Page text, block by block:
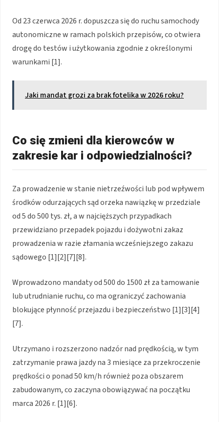
Od 23 czerwca 2026 r. dopuszcza się do ruchu samochody
autonomiczne w ramach polskich przepisów, co otwiera
drogę do testów i użytkowania zgodnie z określonymi
warunkami [1].
Jaki mandat grozi za brak fotelika w 2026 roku?
Co się zmieni dla kierowców w
zakresie kar i odpowiedzialności?
Za prowadzenie w stanie nietrzeźwości lub pod wpływem
środków odurzających sąd orzeka nawiązkę w przedziale
od 5 do 500 tys. zł, a w najcięższych przypadkach
przewidziano przepadek pojazdu i dożywotni zakaz
prowadzenia w razie złamania wcześniejszego zakazu
sądowego [1][2][7][8].
Wprowadzono mandaty od 500 do 1500 zł za tamowanie
lub utrudnianie ruchu, co ma ograniczyć zachowania
blokujące płynność przejazdu i bezpieczeństwo [1][3][4]
[7].
Utrzymano i rozszerzono nadzór nad prędkością, w tym
zatrzymanie prawa jazdy na 3 miesiące za przekroczenie
prędkości o ponad 50 km/h również poza obszarem
zabudowanym, co zaczyna obowiązywać na początku
marca 2026 r. [1][6].